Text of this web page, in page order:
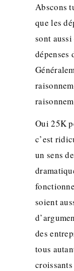
Abscons
que les
sont
dépenses
Oui 25K
c’est
un sens
soient
des
tous